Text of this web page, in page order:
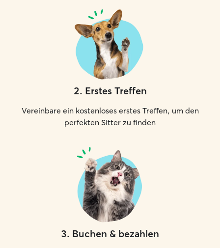
2. Erstes Treffen
Vereinbare ein kostenloses erstes Treffen, um den
perfekten Sitter zu finden
3. Buchen & bezahlen